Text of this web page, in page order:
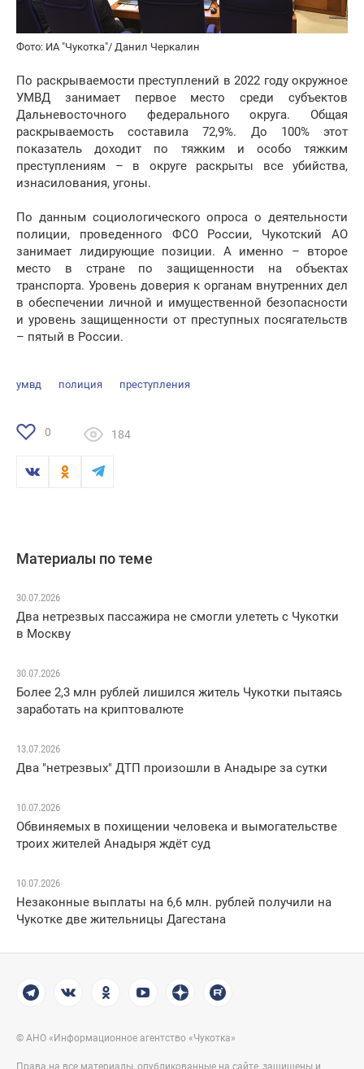
Фото: ИА "Чукотка"/ Данил Черкалин
По раскрываемости преступлений в 2022 году окружное
УМВД занимает первое место среди субъектов
Дальневосточного федерального округа. Общая
раскрываемость составила 72,9%. До 100% этот
показатель доходит по тяжким и особо тяжким
преступлениям – в округе раскрыты все убийства,
изнасилования, угоны.
По данным социологического опроса о деятельности
полиции, проведенного ФСО России, Чукотский АО
занимает лидирующие позиции. А именно – второе
место в стране по защищенности на объектах
транспорта. Уровень доверия к органам внутренних дел
в обеспечении личной и имущественной безопасности
и уровень защищенности от преступных посягательств
– пятый в России.
умвд полиция преступления
0 184
Материалы по теме
30.07.2026
Два нетрезвых пассажира не смогли улететь с Чукотки
в Москву
30.07.2026
Более 2,3 млн рублей лишился житель Чукотки пытаясь
заработать на криптовалюте
13.07.2026
Два "нетрезвых" ДТП произошли в Анадыре за сутки
10.07.2026
Обвиняемых в похищении человека и вымогательстве
троих жителей Анадыря ждёт суд
10.07.2026
Незаконные выплаты на 6,6 млн. рублей получили на
Чукотке две жительницы Дагестана
© АНО «Информационное агентство «Чукотка»